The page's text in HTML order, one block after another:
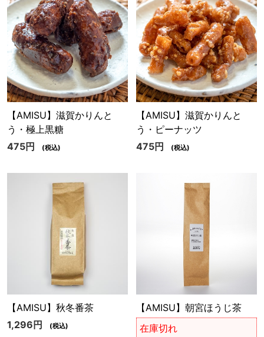
【AMISU】滋賀かりんと
う・極上黒糖
475円
(税込)
【AMISU】滋賀かりんと
う・ピーナッツ
475円
(税込)
【AMISU】秋冬番茶
1,296円
(税込)
【AMISU】朝宮ほうじ茶
在庫切れ